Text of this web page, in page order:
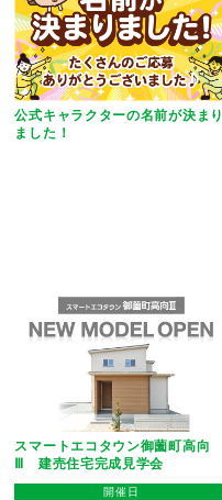
公式キャラクターの名前が決まり
ました！
スマートエコタウン御薗町高向
Ⅲ 建売住宅完成見学会
開催日